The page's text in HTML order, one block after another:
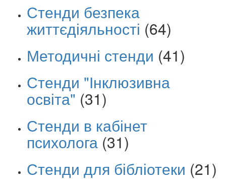
Стенди безпека
життєдіяльності (64)
Методичні стенди (41)
Стенди "Інклюзивна
освіта" (31)
Стенди в кабінет
психолога (31)
Стенди для бібліотеки (21)